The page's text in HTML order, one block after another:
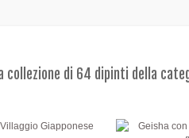
collezione di 64 dipinti della